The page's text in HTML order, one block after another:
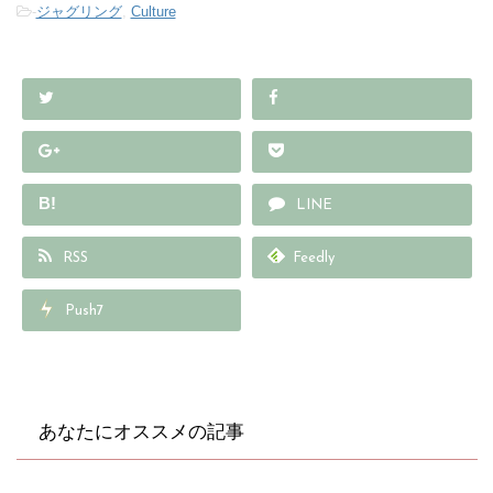
-ジャグリング, Culture
B! LINE
RSS Feedly
Push7
あなたにオススメの記事